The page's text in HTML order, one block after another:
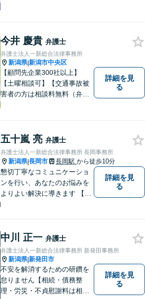
今井 慶貴 弁護士
弁護士法人一新総合法律事務所
新潟県|新潟市中央区
【顧問先企業300社以上】
【土曜相談可】【交通事故被
害者の方は相談料無料（弁護
無料】
詳細を見
る
五十嵐 亮 弁護士
弁護士法人一新総合法律事務所 長岡事務所
新潟県|長岡市 長岡駅 から徒歩10分
懇切丁寧なコミュニケーショ
ンを行い、あなたのお悩みを
よりよい解決に導きます 【交
理・労災・不貞慰謝料は相談
料初回無料】【土曜相談可】
詳細を見
る
中川 正一 弁護士
弁護士法人一新総合法律事務所 新発田事務所
新潟県|新発田市
不安を解消するための研鑽を
怠りません【相続・債務整
理・労災・不貞慰謝料は相談
詳細を見
る